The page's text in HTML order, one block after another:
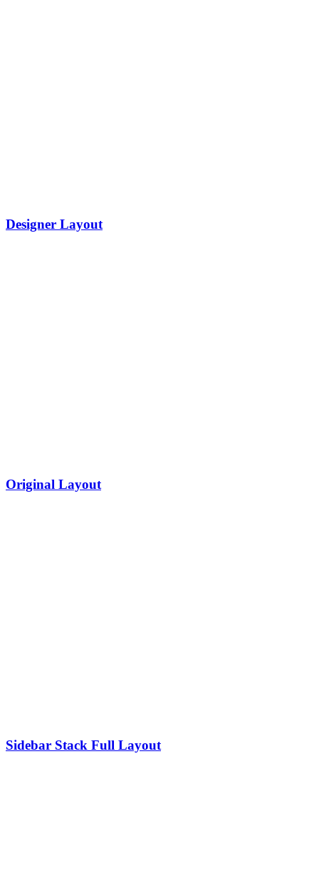
Designer Layout
Original Layout
Sidebar Stack Full Layout